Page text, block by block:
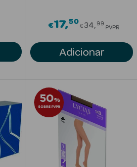
€17 50Price
€34 99
PVPR
Adicionar
50%
SOBRE PVPR